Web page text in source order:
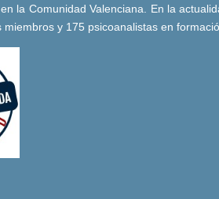
la Comunidad Valenciana. En la
miembros y 175 psicoanalistas en